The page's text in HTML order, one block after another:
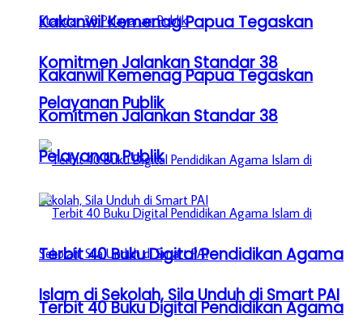
Kakanwil Kemenag Papua Tegaskan
Komitmen Jalankan Standar 38
Pelayanan Publik
Terbit 40 Buku Digital Pendidikan Agama
Islam di Sekolah, Sila Unduh di Smart PAI
Kakanwil Kemenag Papua Tegaskan
Komitmen Jalankan Standar 38
Pelayanan Publik
Terbit 40 Buku Digital Pendidikan Agama